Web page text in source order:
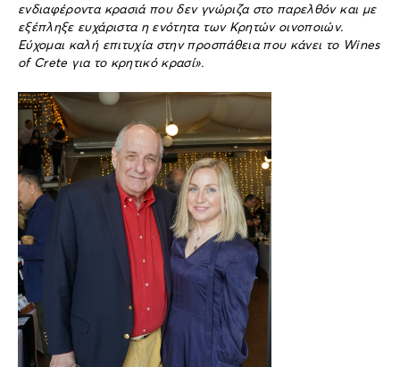
ενδιαφέροντα κρασιά που δεν γνώριζα στο παρελθόν και με
εξέπληξε ευχάριστα η ενότητα των Κρητών οινοποιών.
Εύχομαι καλή επιτυχία στην προσπάθεια που κάνει το Wines
of Crete για το κρητικό κρασί».